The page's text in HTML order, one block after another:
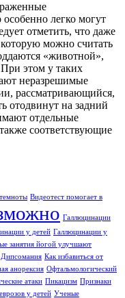
легко могут
отметить, что даже
можно считать
«животной»,
этом у таких
неразрешимые
рассматривающийся,
отодвинут на задний
отдельные
соответствующие
Видеотест помогает в
Галлюцинации
у детей Галлюцинации у
занятия йогой улучшают
Дипсомания Как избавиться от
анорексия Офтальмологический
атаки Пикацизм Признаки
у детей Ученые